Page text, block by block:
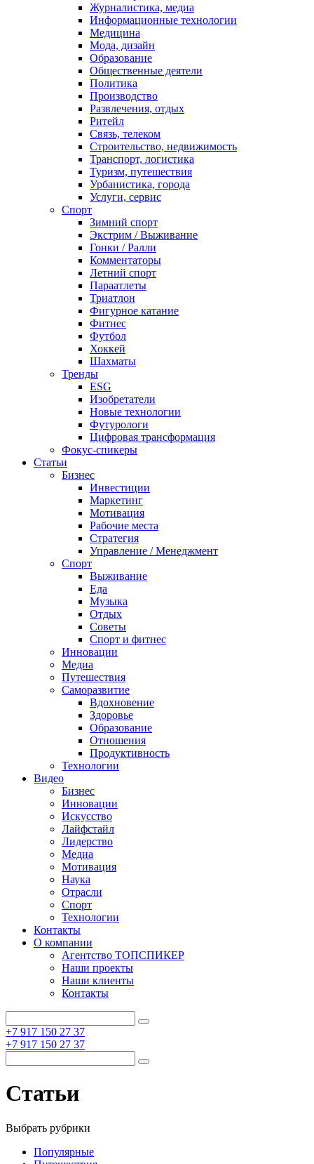
Журналистика, медиа
Информационные технологии
Медицина
Мода, дизайн
Образование
Общественные деятели
Политика
Производство
Развлечения, отдых
Ритейл
Связь, телеком
Строительство, недвижимость
Транспорт, логистика
Туризм, путешествия
Урбанистика, города
Услуги, сервис
Спорт
Зимний спорт
Экстрим / Выживание
Гонки / Ралли
Комментаторы
Летний спорт
Параатлеты
Триатлон
Фигурное катание
Фитнес
Футбол
Хоккей
Шахматы
Тренды
ESG
Изобретатели
Новые технологии
Футурологи
Цифровая трансформация
Фокус-спикеры
Статьи
Бизнес
Инвестиции
Маркетинг
Мотивация
Рабочие места
Стратегия
Управление / Менеджмент
Спорт
Выживание
Еда
Музыка
Отдых
Советы
Спорт и фитнес
Инновации
Медиа
Путешествия
Саморазвитие
Вдохновение
Здоровье
Образование
Отношения
Продуктивность
Технологии
Видеo
Бизнес
Инновации
Искусство
Лайфстайл
Лидерство
Медиа
Мотивация
Наука
Отрасли
Спорт
Технологии
Контакты
О компании
Агентство ТОПСПИКЕР
Наши проекты
Наши клиенты
Контакты
+7 917 150 27 37
+7 917 150 27 37
Статьи
Выбрать рубрики
Популярные